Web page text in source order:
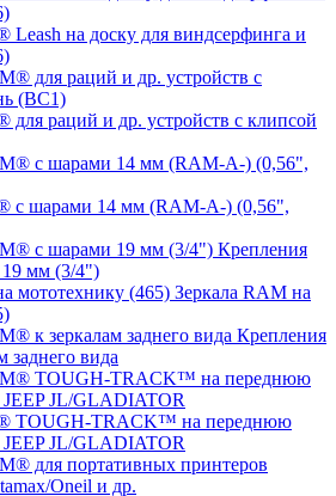
на доску для виндсерфинга и
раций и др. устройств с клипсой
с шарами 14 мм (RAM-A-) (0,56",
Крепления
мм (3/4")
Зеркала RAM на
Крепления
заднего вида
TOUGH-TRACK™ на переднюю
JEEP JL/GLADIATOR